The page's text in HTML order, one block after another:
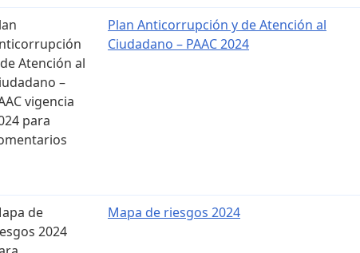
Atención al
–
vigencia
para
Plan Anticorrupción y de Atención al
Ciudadano – PAAC 2024
de
2024
Mapa de riesgos 2024